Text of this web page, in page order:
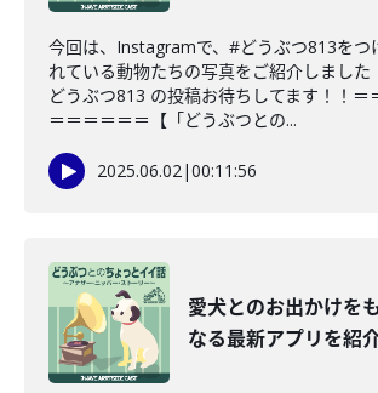
今回は、Instagramで、#どうぶつ813をつ
れている動物たちの写真をご紹介しました
どうぶつ813 の投稿お待ちしてます！！＝
＝＝＝＝＝＝【「どうぶつとの...
2025.06.02|00:11:56
愛犬とのお出かけを
なる最新アプリを紹